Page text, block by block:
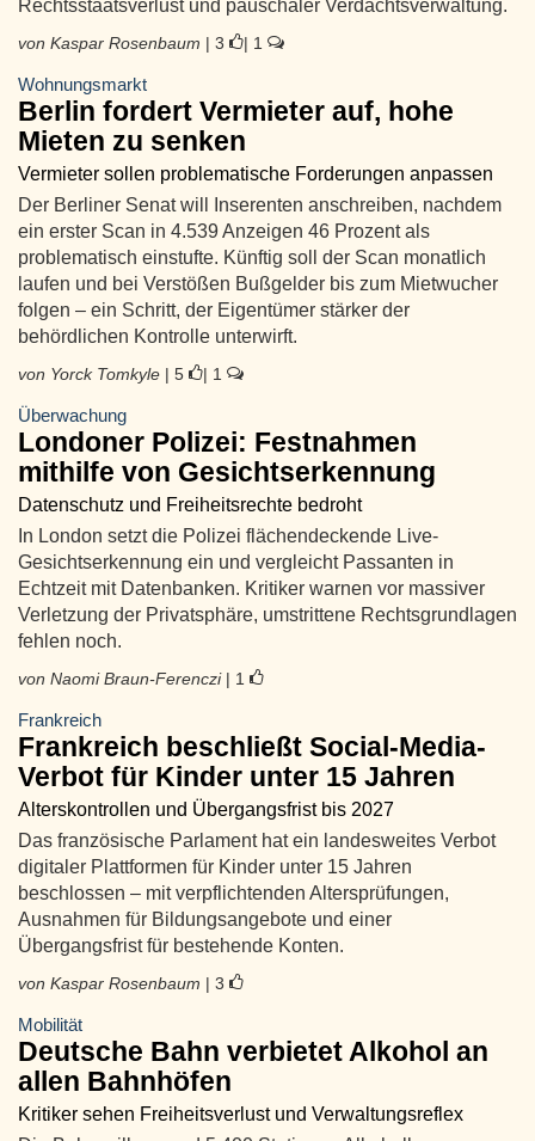
Rechtsstaatsverlust und pauschaler Verdachtsverwaltung.
von Kaspar Rosenbaum | 3 | 1
Wohnungsmarkt
Berlin fordert Vermieter auf, hohe
Mieten zu senken
Vermieter sollen problematische Forderungen anpassen
Der Berliner Senat will Inserenten anschreiben, nachdem
ein erster Scan in 4.539 Anzeigen 46 Prozent als
problematisch einstufte. Künftig soll der Scan monatlich
laufen und bei Verstößen Bußgelder bis zum Mietwucher
folgen – ein Schritt, der Eigentümer stärker der
behördlichen Kontrolle unterwirft.
von Yorck Tomkyle | 5 | 1
Überwachung
Londoner Polizei: Festnahmen
mithilfe von Gesichtserkennung
Datenschutz und Freiheitsrechte bedroht
In London setzt die Polizei flächendeckende Live-
Gesichtserkennung ein und vergleicht Passanten in
Echtzeit mit Datenbanken. Kritiker warnen vor massiver
Verletzung der Privatsphäre, umstrittene Rechtsgrundlagen
fehlen noch.
von Naomi Braun-Ferenczi | 1
Frankreich
Frankreich beschließt Social-Media-
Verbot für Kinder unter 15 Jahren
Alterskontrollen und Übergangsfrist bis 2027
Das französische Parlament hat ein landesweites Verbot
digitaler Plattformen für Kinder unter 15 Jahren
beschlossen – mit verpflichtenden Altersprüfungen,
Ausnahmen für Bildungsangebote und einer
Übergangsfrist für bestehende Konten.
von Kaspar Rosenbaum | 3
Mobilität
Deutsche Bahn verbietet Alkohol an
allen Bahnhöfen
Kritiker sehen Freiheitsverlust und Verwaltungsreflex